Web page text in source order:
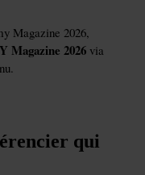
qui